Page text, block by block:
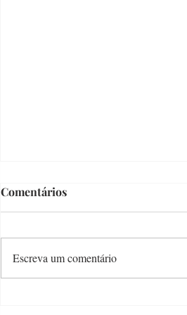
Pastelaria do Japa
Comentários
Escreva um comentário